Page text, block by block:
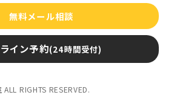
無料メール相談
イン予約(24時間受付)
RIGHTS RESERVED.